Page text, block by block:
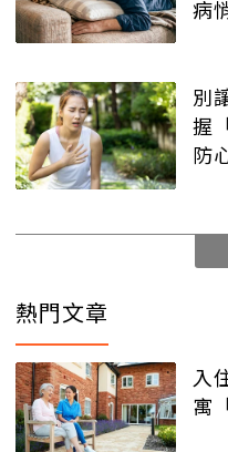
病
別
握
防
熱門文章
入
寓